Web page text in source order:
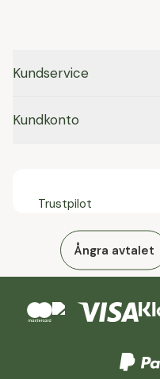
Kundservice
Kundkonto
Trustpilot
Ångra avtalet